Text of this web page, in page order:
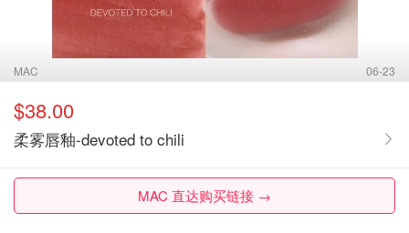
MAC 06-23
$38.00
柔雾唇釉-devoted to chili
MAC 直达购买链接 →